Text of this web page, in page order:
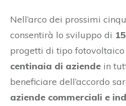
Nell’arco dei prossimi
consentirà lo sviluppo di
progetti di tipo fotovoltaico
centinaia di aziende in
beneficiare dell’accordo
aziende commerciali e